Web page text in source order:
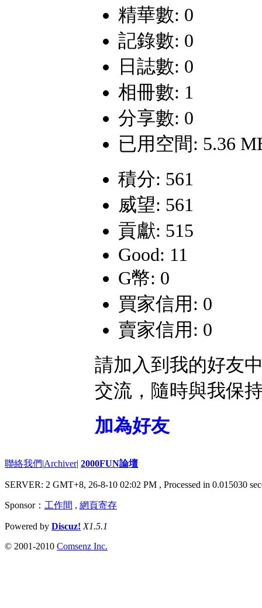
精華數: 0
記錄數: 0
日誌數: 0
相冊數: 1
分享數: 0
已用空間: 5.36
積分: 561
威望: 561
貢獻: 515
Good: 11
G幣: 0
買家信用: 0
賣家信用: 0
請加入到我的好友
交流，隨時與我保
加為好友
聯絡我們|Archiver| 2000FUN論壇
SERVER: 2 GMT+8, 26-8-10 02:02 PM , Processed in 0.015030
Sponsor： 工作間 , 網頁寄存
Powered by Discuz! X1.5.1
© 2001-2010 Comsenz Inc.